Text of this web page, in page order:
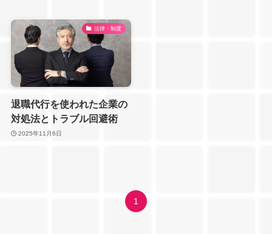
法律・制度
退職代行を使われた企業の
対処法とトラブル回避術
2025年11月6日
1